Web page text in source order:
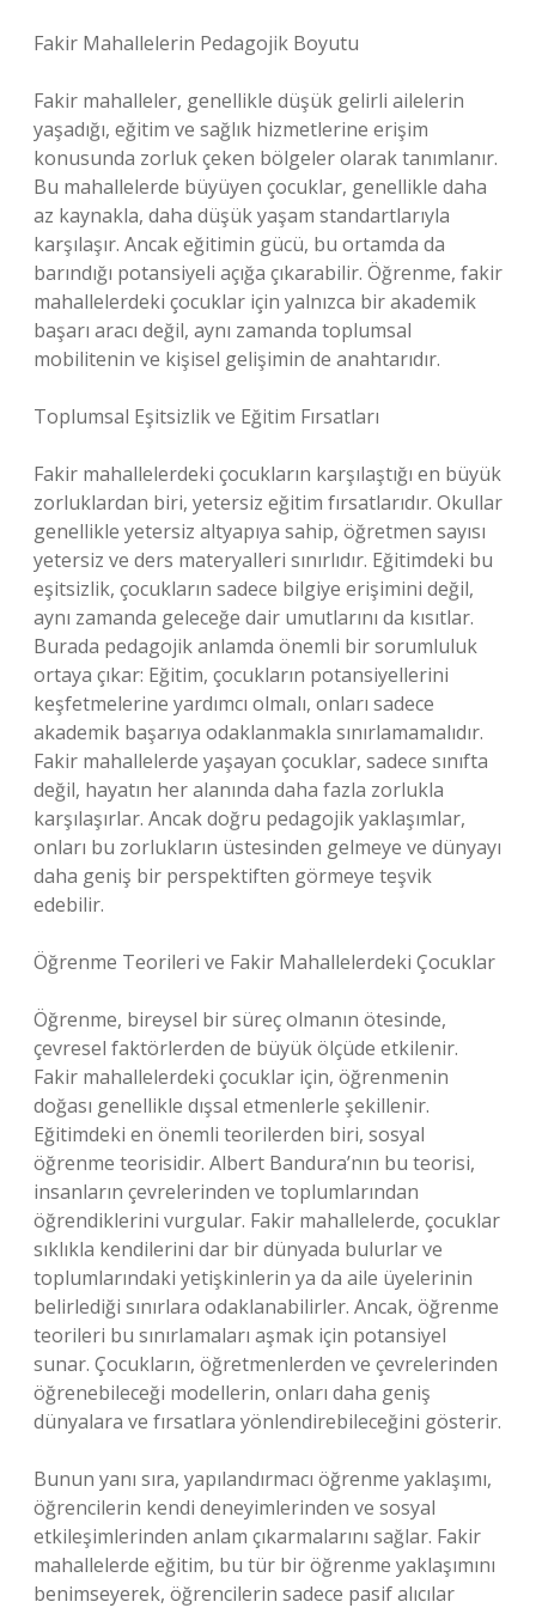
Fakir Mahallelerin Pedagojik Boyutu
Fakir mahalleler, genellikle düşük gelirli ailelerin
yaşadığı, eğitim ve sağlık hizmetlerine erişim
konusunda zorluk çeken bölgeler olarak tanımlanır.
Bu mahallelerde büyüyen çocuklar, genellikle daha
az kaynakla, daha düşük yaşam standartlarıyla
karşılaşır. Ancak eğitimin gücü, bu ortamda da
barındığı potansiyeli açığa çıkarabilir. Öğrenme, fakir
mahallelerdeki çocuklar için yalnızca bir akademik
başarı aracı değil, aynı zamanda toplumsal
mobilitenin ve kişisel gelişimin de anahtarıdır.
Toplumsal Eşitsizlik ve Eğitim Fırsatları
Fakir mahallelerdeki çocukların karşılaştığı en büyük
zorluklardan biri, yetersiz eğitim fırsatlarıdır. Okullar
genellikle yetersiz altyapıya sahip, öğretmen sayısı
yetersiz ve ders materyalleri sınırlıdır. Eğitimdeki bu
eşitsizlik, çocukların sadece bilgiye erişimini değil,
aynı zamanda geleceğe dair umutlarını da kısıtlar.
Burada pedagojik anlamda önemli bir sorumluluk
ortaya çıkar: Eğitim, çocukların potansiyellerini
keşfetmelerine yardımcı olmalı, onları sadece
akademik başarıya odaklanmakla sınırlamamalıdır.
Fakir mahallelerde yaşayan çocuklar, sadece sınıfta
değil, hayatın her alanında daha fazla zorlukla
karşılaşırlar. Ancak doğru pedagojik yaklaşımlar,
onları bu zorlukların üstesinden gelmeye ve dünyayı
daha geniş bir perspektiften görmeye teşvik
edebilir.
Öğrenme Teorileri ve Fakir Mahallelerdeki Çocuklar
Öğrenme, bireysel bir süreç olmanın ötesinde,
çevresel faktörlerden de büyük ölçüde etkilenir.
Fakir mahallelerdeki çocuklar için, öğrenmenin
doğası genellikle dışsal etmenlerle şekillenir.
Eğitimdeki en önemli teorilerden biri, sosyal
öğrenme teorisidir. Albert Bandura’nın bu teorisi,
insanların çevrelerinden ve toplumlarından
öğrendiklerini vurgular. Fakir mahallelerde, çocuklar
sıklıkla kendilerini dar bir dünyada bulurlar ve
toplumlarındaki yetişkinlerin ya da aile üyelerinin
belirlediği sınırlara odaklanabilirler. Ancak, öğrenme
teorileri bu sınırlamaları aşmak için potansiyel
sunar. Çocukların, öğretmenlerden ve çevrelerinden
öğrenebileceği modellerin, onları daha geniş
dünyalara ve fırsatlara yönlendirebileceğini gösterir.
Bunun yanı sıra, yapılandırmacı öğrenme yaklaşımı,
öğrencilerin kendi deneyimlerinden ve sosyal
etkileşimlerinden anlam çıkarmalarını sağlar. Fakir
mahallelerde eğitim, bu tür bir öğrenme yaklaşımını
benimseyerek, öğrencilerin sadece pasif alıcılar